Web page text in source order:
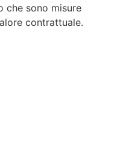
che sono misure
contrattuale.